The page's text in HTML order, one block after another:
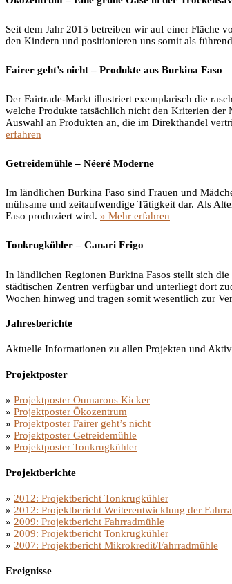
Seit dem Jahr 2015 betreiben wir auf einer Fläche
den Kindern und positionieren uns somit als
Fairer geht’s nicht – Produkte aus Burkina Faso
Der Fairtrade-Markt illustriert exemplarisch die
welche Produkte tatsächlich nicht den Kriterien der
Auswahl an Produkten an, die im Direkthandel
erfahren
Getreidemühle – Néeré Moderne
Im ländlichen Burkina Faso sind Frauen und
mühsame und zeitaufwendige Tätigkeit dar. Als
Faso produziert wird. » Mehr erfahren
Tonkrugkühler – Canari Frigo
In ländlichen Regionen Burkina Fasos stellt sich
städtischen Zentren verfügbar und unterliegt dort
Wochen hinweg und tragen somit wesentlich zur
Jahresberichte
Aktuelle Informationen zu allen Projekten und
Projektposter
» Projektposter Oumarous Kicker
» Projektposter Ökozentrum
» Projektposter Fairer geht’s nicht
» Projektposter Getreidemühle
» Projektposter Tonkrugkühler
Projektberichte
» 2012: Projektbericht Tonkrugkühler
» 2012: Projektbericht Weiterentwicklung der
» 2009: Projektbericht Fahrradmühle
» 2009: Projektbericht Tonkrugkühler
» 2007: Projektbericht Mikrokredit/Fahrradmühle
Ereignisse